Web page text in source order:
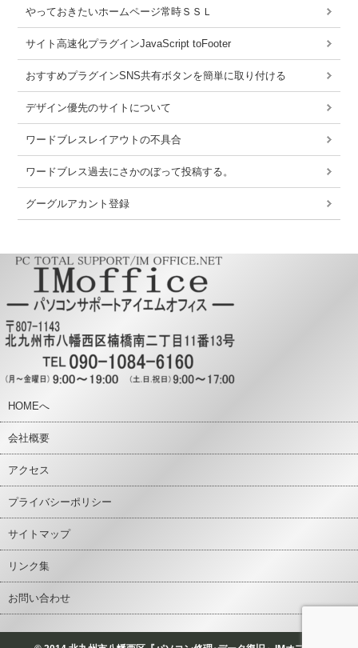
やっておきたいホームページ常時ＳＳＬ
サイト高速化プラグインJavaScript toFooter
おすすめプラグインSNS共有ボタンを簡単に取り付ける
デザイン優先のサイトについて
ワードブレスレイアウトの不具合
ワードブレス過去にさかのぼって投稿する。
グーグルアカント登録
HOMEへ
会社概要
アクセス
プライバシーポリシー
サイトマップ
リンク集
お問い合わせ